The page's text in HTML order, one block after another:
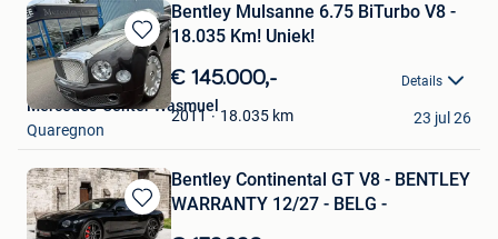
Bewaren
in
Mijn
Favorieten
Bentley Mulsanne 6.75 BiTurbo V8 -
18.035 Km! Uniek!
€ 145.000,- Details
2011 18.035 km
Mercedes-Center Wasmuel
Quaregnon
23 jul 26
Bewaren
Bentley Continental GT V8 - BENTLEY
WARRANTY 12/27 - BELG -